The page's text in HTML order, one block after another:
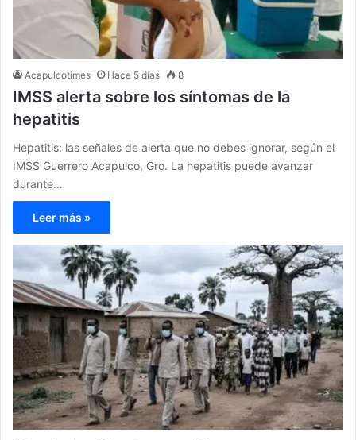
Acapulcotimes Hace 5 días 8
IMSS alerta sobre los síntomas de la
hepatitis
Hepatitis: las señales de alerta que no debes ignorar, según el
IMSS Guerrero Acapulco, Gro. La hepatitis puede avanzar
durante…
Leer más »